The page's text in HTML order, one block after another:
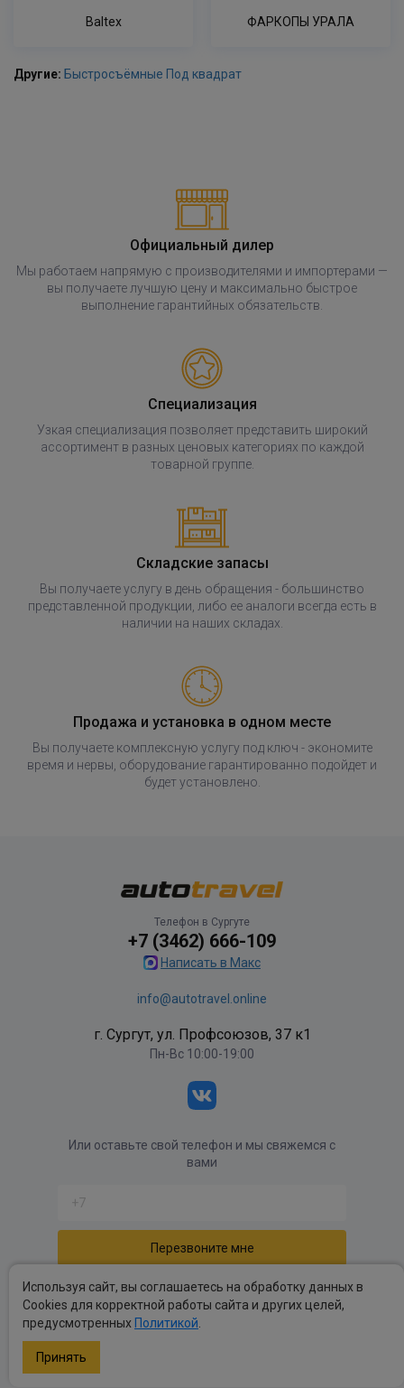
Baltex ФАРКОПЫ УРАЛА
Другие: Быстросъёмные Под квадрат
Официальный дилер
Мы работаем напрямую с производителями и импортерами —
вы получаете лучшую цену и максимально быстрое
выполнение гарантийных обязательств.
Специализация
Узкая специализация позволяет представить широкий
ассортимент в разных ценовых категориях по каждой
товарной группе.
Складские запасы
Вы получаете услугу в день обращения - большинство
представленной продукции, либо ее аналоги всегда есть в
наличии на наших складах.
Продажа и установка в одном месте
Вы получаете комплексную услугу под ключ - экономите
время и нервы, оборудование гарантированно подойдет и
будет установлено.
Телефон в Сургуте
+7 (3462) 666-109
Написать в Макс
info@autotravel.online
г. Сургут, ул. Профсоюзов, 37 к1
Пн-Вс 10:00-19:00
Или оставьте свой телефон и мы свяжемся с
вами
Отправляя форму вы соглашаетесь сполитикой
обработки персональных данных.
Copyright autotravel © 2026 Все права защищены
Используя сайт, вы соглашаетесь на обработку данных в
Cookies для корректной работы сайта и других целей,
предусмотренных Политикой
Принять